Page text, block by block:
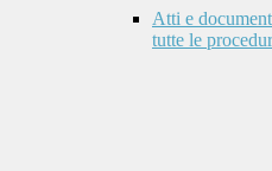
Atti e
tutte le